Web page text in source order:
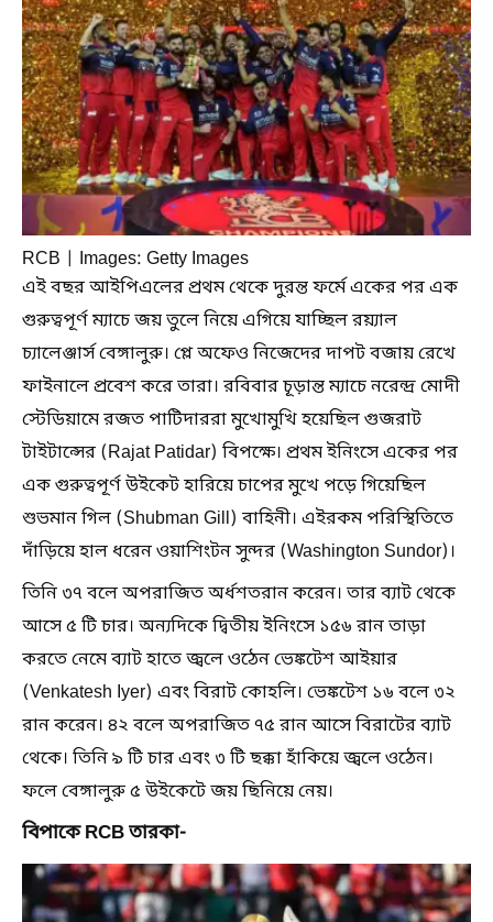
RCB | Images: Getty Images
এই বছর আইপিএলের প্রথম থেকে দুরন্ত ফর্মে একের পর এক
গুরুত্বপূর্ণ ম্যাচে জয় তুলে নিয়ে এগিয়ে যাচ্ছিল রয়্যাল
চ্যালেঞ্জার্স বেঙ্গালুরু। প্লে অফেও নিজেদের দাপট বজায় রেখে
ফাইনালে প্রবেশ করে তারা। রবিবার চূড়ান্ত ম্যাচে নরেন্দ্র মোদী
স্টেডিয়ামে রজত পাটিদাররা মুখোমুখি হয়েছিল গুজরাট
টাইটান্সের (Rajat Patidar) বিপক্ষে। প্রথম ইনিংসে একের পর
এক গুরুত্বপূর্ণ উইকেট হারিয়ে চাপের মুখে পড়ে গিয়েছিল
শুভমান গিল (Shubman Gill) বাহিনী। এইরকম পরিস্থিতিতে
দাঁড়িয়ে হাল ধরেন ওয়াশিংটন সুন্দর (Washington Sundor)।
তিনি ৩৭ বলে অপরাজিত অর্ধশতরান করেন। তার ব্যাট থেকে
আসে ৫ টি চার। অন্যদিকে দ্বিতীয় ইনিংসে ১৫৬ রান তাড়া
করতে নেমে ব্যাট হাতে জ্বলে ওঠেন ভেঙ্কটেশ আইয়ার
(Venkatesh Iyer) এবং বিরাট কোহলি‌। ভেঙ্কটেশ ১৬ বলে ৩২
রান করেন। ৪২ বলে অপরাজিত ৭৫ রান আসে বিরাটের ব্যাট
থেকে। তিনি ৯ টি চার এবং ৩ টি ছক্কা হাঁকিয়ে জ্বলে ওঠেন।
ফলে বেঙ্গালুরু ৫ উইকেটে জয় ছিনিয়ে নেয়।
বিপাকে RCB তারকা-